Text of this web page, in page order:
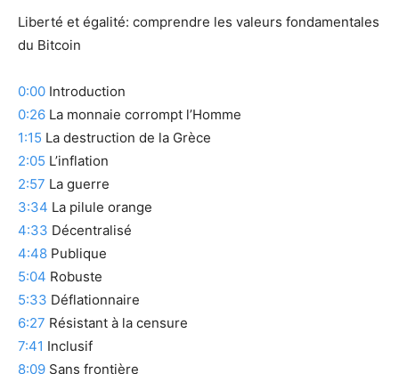
Liberté et égalité: comprendre les valeurs fondamentales
du Bitcoin
0:00 Introduction
0:26 La monnaie corrompt l’Homme
1:15 La destruction de la Grèce
2:05 L’inflation
2:57 La guerre
3:34 La pilule orange
4:33 Décentralisé
4:48 Publique
5:04 Robuste
5:33 Déflationnaire
6:27 Résistant à la censure
7:41 Inclusif
8:09 Sans frontière